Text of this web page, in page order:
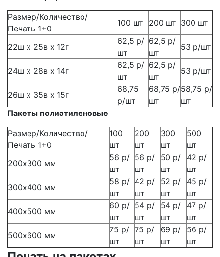
Размер/Количество/
Печать 1+0
100 шт 200 шт 300 шт
22ш х 25в х 12г
62,5 р/
шт
62,5 р/
шт
53 р/шт
24ш х 28в х 14г
62,5 р/
шт
62,5 р/
шт
53 р/шт
26ш х 35в х 15г
68,75
р/шт
68,75 р/
шт
58,75 р/
шт
Пакеты полиэтиленовые
Размер/Количество/
Печать 1+0
100
шт
200
шт
300
шт
500
шт
200х300 мм
56 р/
шт
56 р/
шт
50 р/
шт
42 р/
шт
300х400 мм
58 р/
шт
42 р/
шт
52 р/
шт
45 р/
шт
400х500 мм
60 р/
шт
54 р/
шт
54 р/
шт
47 р/
шт
500х600 мм
75 р/
шт
75 р/
шт
69 р/
шт
56 р/
шт